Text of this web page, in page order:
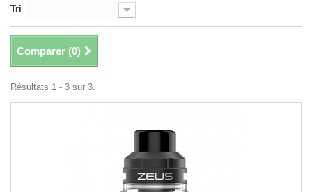
Tri --
Comparer (0)
Résultats 1 - 3 sur 3.